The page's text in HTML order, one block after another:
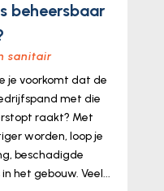
beheersbaar
sanitair
je voorkomt dat de
met die
raakt? Met
worden, loop je
beschadigde
het gebouw. Veel...